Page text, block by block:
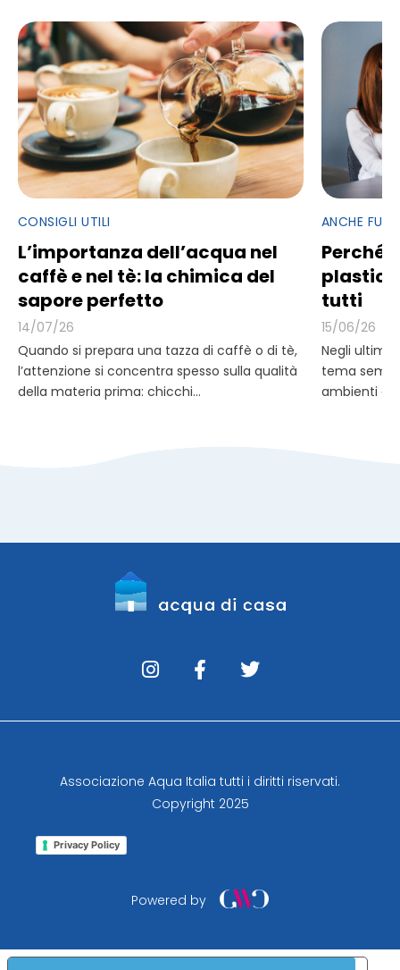
CONSIGLI UTILI
L’importanza dell’acqua nel
caffè e nel tè: la chimica del
sapore perfetto
14/07/26
Quando si prepara una tazza di caffè o di tè,
l’attenzione si concentra spesso sulla qualità
della materia prima: chicchi...
ANCHE
Perché
tutti
15/06/26
Negli ultimi
tema
ambienti di
Associazione Aqua Italia tutti i diritti riservati.
Copyright 2025
Privacy Policy
Powered by